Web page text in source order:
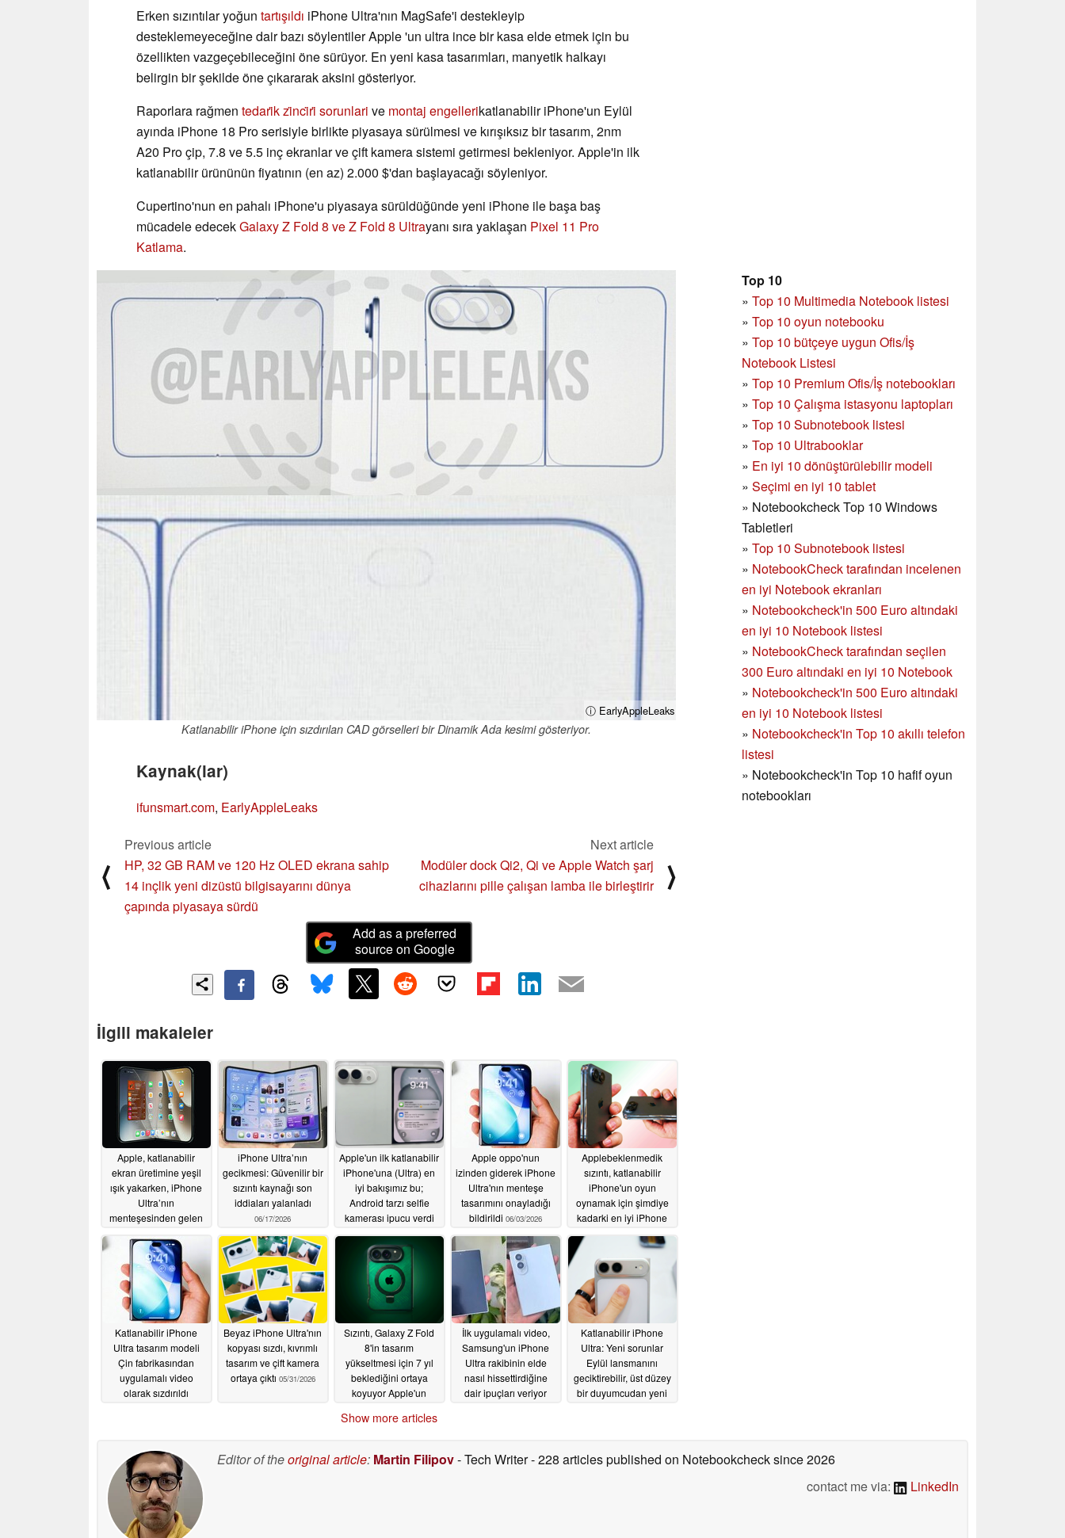
Erken sızıntılar yoğun tartışıldı iPhone Ultra'nın MagSafe'i destekleyip
desteklemeyeceğine dair bazı söylentiler Apple 'un ultra ince bir kasa elde etmek için bu
özellikten vazgeçebileceğini öne sürüyor. En yeni kasa tasarımları, manyetik halkayı
belirgin bir şekilde öne çıkararak aksini gösteriyor.
Raporlara rağmen tedari̇k zi̇nci̇ri̇ sorunlari ve montaj engellerikatlanabilir iPhone'un Eylül
ayında iPhone 18 Pro serisiyle birlikte piyasaya sürülmesi ve kırışıksız bir tasarım, 2nm
A20 Pro çip, 7.8 ve 5.5 inç ekranlar ve çift kamera sistemi getirmesi bekleniyor. Apple'in ilk
katlanabilir ürününün fiyatının (en az) 2.000 $'dan başlayacağı söyleniyor.
Cupertino'nun en pahalı iPhone'u piyasaya sürüldüğünde yeni iPhone ile başa baş
mücadele edecekGalaxy Z Fold 8 ve Z Fold 8 Ultrayanı sıra yaklaşan Pixel 11 Pro
Katlama.
Top 10
» Top 10 Multimedia Notebook listesi
» Top 10 oyun notebooku
» Top 10 bütçeye uygun Ofis/İş
Notebook Listesi
» Top 10 Premium Ofis/İş notebookları
» Top 10 Çalışma istasyonu laptopları
» Top 10 Subnotebook listesi
» Top 10 Ultrabooklar
» En iyi 10 dönüştürülebilir modeli
» Seçimi en iyi 10 tablet
» Notebookcheck Top 10 Windows
Tabletleri
» Top 10 Subnotebook listesi
» NotebookCheck tarafından incelenen
en iyi Notebook ekranları
» Notebookcheck'in 500 Euro altındaki
en iyi 10 Notebook listesi
» NotebookCheck tarafından seçilen
300 Euro altındaki en iyi 10 Notebook
» Notebookcheck'in 500 Euro altındaki
en iyi 10 Notebook listesi
» Notebookcheck'in Top 10 akıllı telefon
listesi
» Notebookcheck'in Top 10 hafif oyun
notebookları
ⓘ EarlyAppleLeaks
Katlanabilir iPhone için sızdırılan CAD görselleri bir Dinamik Ada kesimi gösteriyor.
Kaynak(lar)
ifunsmart.com, EarlyAppleLeaks
⟨
Previous article
HP, 32 GB RAM ve 120 Hz OLED ekrana sahip
14 inçlik yeni dizüstü bilgisayarını dünya
çapında piyasaya sürdü
Next article
Modüler dock Qi2, Qi ve Apple Watch şarj
cihazlarını pille çalışan lamba ile birleştirir
⟩
Add as a preferred
source on Google
İlgili makaleler
Apple, katlanabilir
ekran üretimine yeşil
ışık yakarken, iPhone
Ultra’nın
menteşesinden gelen
ediyor06/23/2026
iPhone Ultra’nın
gecikmesi: Güvenilir bir
sızıntı kaynağı son
iddiaları yalanladı
06/17/2026
Apple'un ilk katlanabilir
iPhone'una (Ultra) en
iyi bakışımız bu;
Android tarzı selfie
kamerası ipucu verdi
06/07/2026
Apple oppo'nun
izinden giderek iPhone
Ultra'nın menteşe
tasarımını onayladığı
bildirildi 06/03/2026
Applebeklenmedik
sızıntı, katlanabilir
iPhone'un oyun
oynamak için şimdiye
kadarki en iyi iPhone
olabileceğini ortaya
06/02/2026
Katlanabilir iPhone
Ultra tasarım modeli
Çin fabrikasından
uygulamalı video
olarak sızdırıldı
Beyaz iPhone Ultra'nın
kopyası sızdı, kıvrımlı
tasarım ve çift kamera
ortaya çıktı 05/31/2026
Sızıntı, Galaxy Z Fold
8'in tasarım
yükseltmesi için 7 yıl
beklediğini ortaya
koyuyor Apple'un
günden alıyor 05/30/2026
İlk uygulamalı video,
Samsung'un iPhone
Ultra rakibinin elde
nasıl hissettirdiğine
dair ipuçları veriyor
Katlanabilir iPhone
Ultra: Yeni sorunlar
Eylül lansmanını
geciktirebilir, üst düzey
bir duyumcudan yeni
Show more articles
Editor of theoriginal article: Martin Filipov- Tech Writer- 228 articles published on Notebookchecksince 2026
contact me via:
LinkedIn